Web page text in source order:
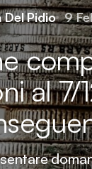
Del Pidio 9
al